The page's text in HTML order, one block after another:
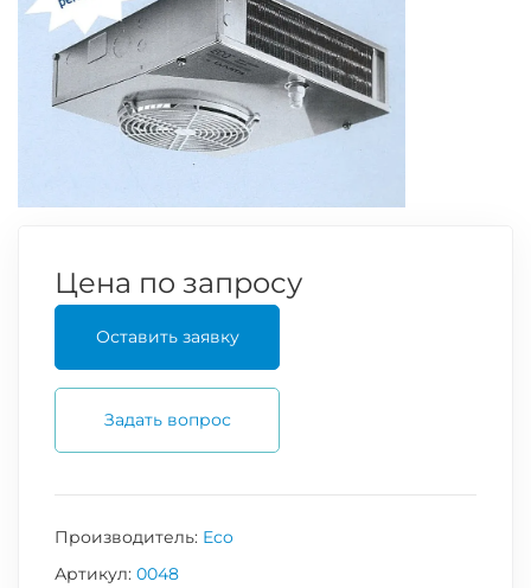
Цена по запросу
Оставить заявку
Задать вопрос
Производитель: Eco
Артикул: 0048